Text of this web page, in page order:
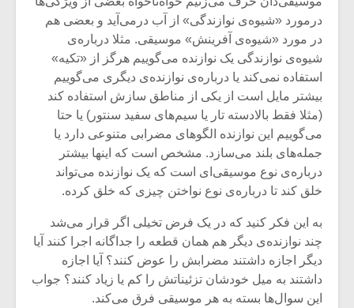
درمورد «شیوه‌ی نوازندگی» از آب درمی‌آید و بعضی هم
در مورد «شیوه‌ی آفرینش» موسیقی. مثلا درباره‌ی
شیوه‌ی نوازندگی یک نوازنده می‌گوییم هرگز از «تکیه»
استفاده نمی‌کند یا درباره‌ی نوازنده‌ی دیگری می‌گوییم
بیشتر مایل است از یکی از مناطق سازش استفاده کند
(مثلا فقط بالادسته تار یا سیم‌های سفید سنتور) یا حتا
می‌گوییم این نوازنده الگوهای مضرابی متنوعی دارد یا
جمله‌های بلند می‌سازد. مشخص است که اینها بیشتر
درباره‌ی نوع موسیقی‌ای است که یک نوازنده می‌تواند
خلق کند تا درباره‌ی نوع نواختن چیزی که خلق کرده.
به این فکر کنید که در یک فرض تخیلی اگر قرار می‌شد
چند نوازنده‌ی دیگر هم همان قطعه را جداگانه اجرا کنند آیا
دیگر اجازه داشتند مضرابش را عوض کنند؟ آیا اجازه
داشتند به میل خودشان تزئیناتش را کم یا زیاد کنند؟ جواب
این سوال‌ها بسته به هر موسیقی فرق می‌کند.
بدنام ترین باش